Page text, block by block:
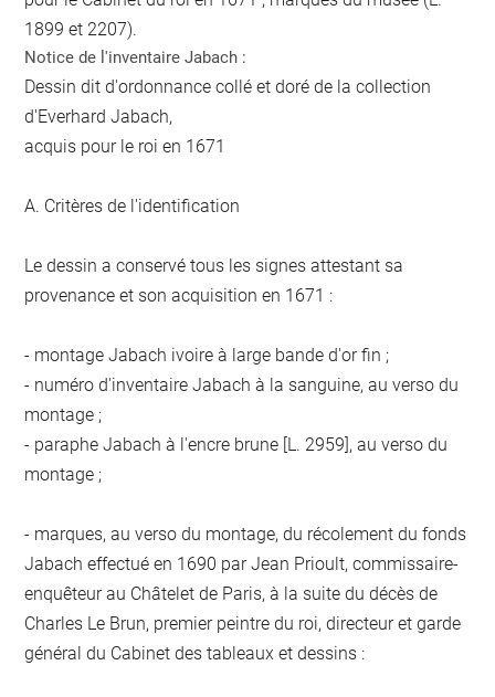
1899 et 2207).
Notice de l'inventaire Jabach :
Dessin dit d'ordonnance collé et doré de la collection
d'Everhard Jabach,
acquis pour le roi en 1671
A. Critères de l'identification
Le dessin a conservé tous les signes attestant sa
provenance et son acquisition en 1671 :
- montage Jabach ivoire à large bande d'or fin ;
- numéro d'inventaire Jabach à la sanguine, au verso du
montage ;
- paraphe Jabach à l'encre brune [L. 2959], au verso du
montage ;
- marques, au verso du montage, du récolement du fonds
Jabach effectué en 1690 par Jean Prioult, commissaire-
enquêteur au Châtelet de Paris, à la suite du décès de
Charles Le Brun, premier peintre du roi, directeur et garde
général du Cabinet des tableaux et dessins :